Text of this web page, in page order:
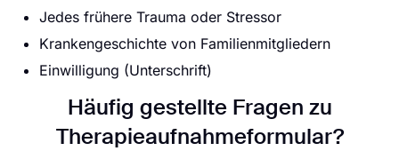
Jedes frühere Trauma oder Stressor
Krankengeschichte von Familienmitgliedern
Einwilligung (Unterschrift)
Häufig gestellte Fragen zu
Therapieaufnahmeformular?